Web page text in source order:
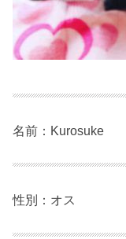
名前：Kurosuke
性別：オス